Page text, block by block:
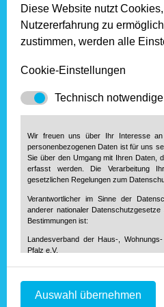
Januar 2017
November 2016
Oktober 2016
September 2016
August 2016
Juli 2016
Juni 2016
April 2016
März 2016
Februar 2016
Januar 2016
2015
Diese Website nutzt
Nutzererfahrung zu
zustimmen, werden alle
Cookie-Einstellungen
Technisch
Wir freuen uns über Ihr Interesse
personenbezogenen Daten ist für uns
Sie über den Umgang mit Ihren Daten,
erfasst werden. Die Verarbeitung
gesetzlichen Regelungen zum
Verantwortlicher im Sinne der
anderer nationaler
Bestimmungen ist:
Landesverband der Haus-,
Pfalz e.V.
Telefon: 0 61 31 / 61 97 20
Telefax: 0 61 31 / 61 98 68
Auswahl übernehmen